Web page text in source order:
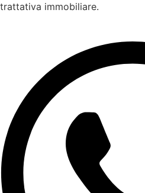
trattativa immobiliare.